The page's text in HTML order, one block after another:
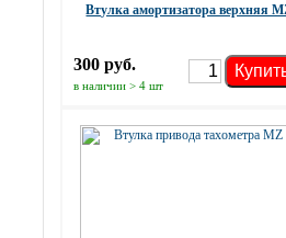
Втулка амортизатора верхняя
300 руб.
в наличии > 4 шт